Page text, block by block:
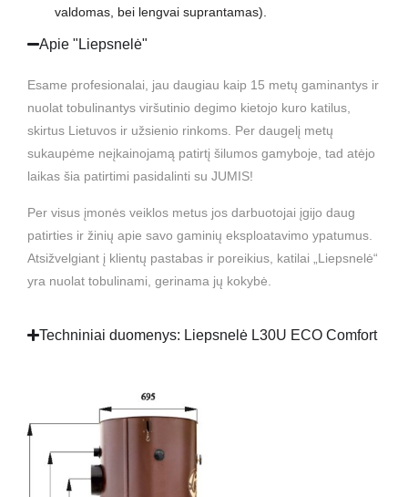
valdomas, bei lengvai suprantamas).
Apie "Liepsnelė"
Esame profesionalai, jau daugiau kaip 15 metų gaminantys ir
nuolat tobulinantys viršutinio degimo kietojo kuro katilus,
skirtus Lietuvos ir užsienio rinkoms. Per daugelį metų
sukaupėme neįkainojamą patirtį šilumos gamyboje, tad atėjo
laikas šia patirtimi pasidalinti su JUMIS!
Per visus įmonės veiklos metus jos darbuotojai įgijo daug
patirties ir žinių apie savo gaminių eksploatavimo ypatumus.
Atsižvelgiant į klientų pastabas ir poreikius, katilai „Liepsnelė“
yra nuolat tobulinami, gerinama jų kokybė.
Techniniai duomenys: Liepsnelė L30U ECO Comfort